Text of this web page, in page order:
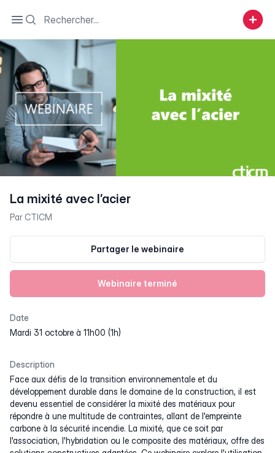
Open sidebar
Search
La mixité avec l’acier
Par CTICM
Partager le webinaire
Webinaire terminé
Date
mardi 31 octobre à 11h00 (1h)
Description
Face aux défis de la transition environnementale et du
développement durable dans le domaine de la construction, il est
devenu essentiel de considérer la mixité des matériaux pour
répondre à une multitude de contraintes, allant de l'empreinte
carbone à la sécurité incendie. La mixité, que ce soit par
l'association, l'hybridation ou le composite des matériaux, offre des